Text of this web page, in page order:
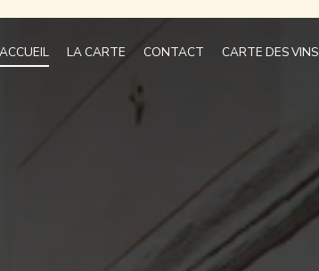
ACCUEIL LA CARTE CONTACT CARTE DES VINS